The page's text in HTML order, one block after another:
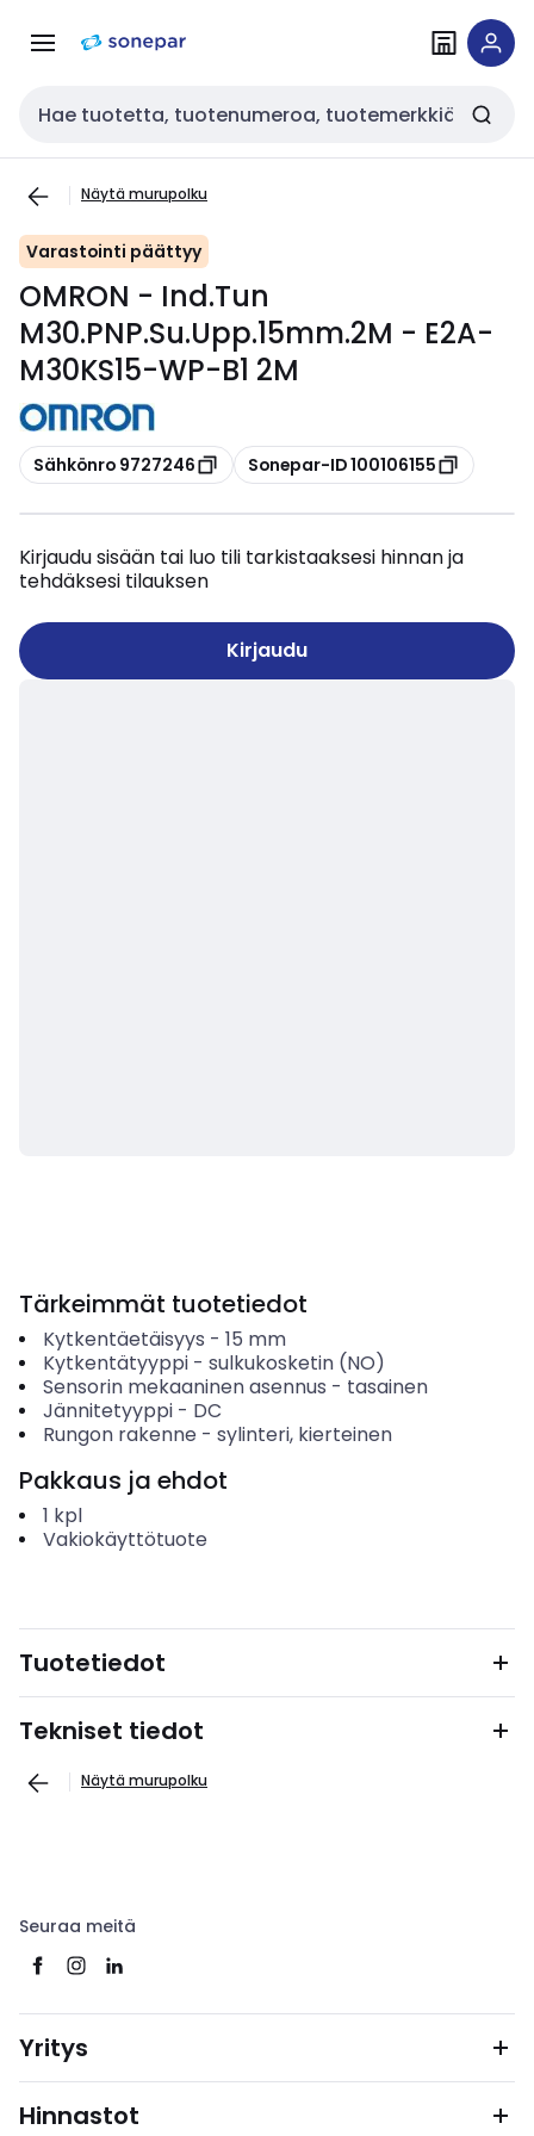
navigointiinsisältöön
Haku
Näytä murupolku
Varastointi päättyy
OMRON - Ind.Tun
M30.PNP.Su.Upp.15mm.2M - E2A-
M30KS15-WP-B1 2M
Kopioi
Sähkönro 9727246 Kopioi
Sonepar-ID 100106155
Kirjaudu sisään tai luo tili tarkistaaksesi hinnan ja
tehdäksesi tilauksen
Kirjaudu
Tärkeimmät tuotetiedot
Kytkentäetäisyys - 15 mm
Kytkentätyyppi- sulkukosketin (NO)
Sensorin mekaaninen asennus - tasainen
Jännitetyyppi- DC
Rungon rakenne - sylinteri, kierteinen
Pakkaus ja ehdot
1 kpl
Vakiokäyttötuote
Tuotetiedot
Tekniset tiedot
Näytä murupolku
Seuraa meitä
Yritys
Hinnastot